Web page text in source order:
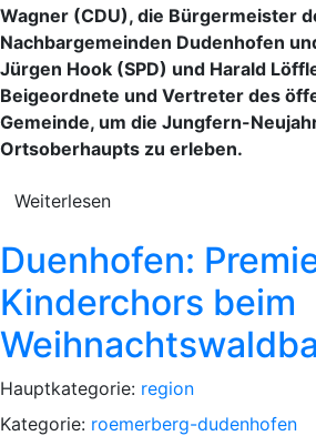
Wagner (CDU), die Bürgermeister
Nachbargemeinden Dudenhofen
Jürgen Hook (SPD) und Harald
Beigeordnete und Vertreter des
Gemeinde, um die Jungfern-
Ortsoberhaupts zu erleben.
Weiterlesen
Duenhofen:
Kinderchors beim
Hauptkategorie: region
Kategorie: roemerberg-dudenhofen